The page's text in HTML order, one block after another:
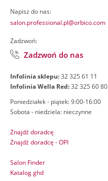
Napisz do nas:
salon.professional.pl@orbico.com
Zadzwoń:
Zadzwoń do nas
Infolinia sklepu:32 325 61 11
Infolinia Wella Red:32 325 60 80
Poniedziałek - piątek: 9:00-16:00
Sobota - niedziela: nieczynne
Znajdź doradcę
Znajdź doradcę - OPI
Salon Finder
Katalog ghd